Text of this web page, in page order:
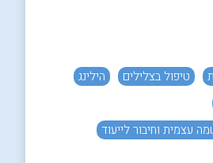
טיפול בצלילים
הילינג
עצמית וחיבור לייעוד